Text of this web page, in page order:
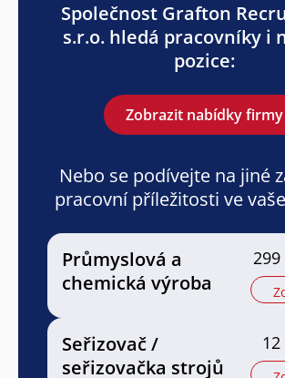
Společnost Grafton
s.r.o. hledá pracovníky i
pozice:
Zobrazit nabídky firmy
Nebo se podívejte na jiné
pracovní příležitosti ve
Průmyslová a
chemická výroba
Seřizovač /
seřizovačka strojů